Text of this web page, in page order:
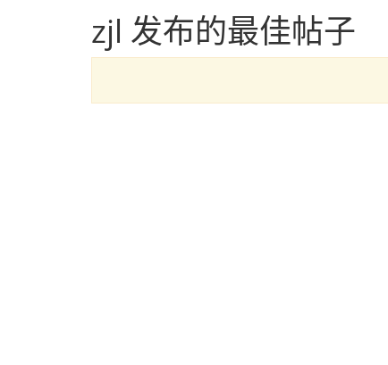
zjl 发布的最佳帖子